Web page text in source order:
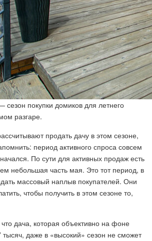
покупки домиков для летнего
разгаре.
продать дачу в этом сезоне,
период активного спроса совсем
По сути для активных продаж есть
небольшая часть мая. Это тот период, в
массовый наплыв покупателей. Они
чтобы получить в этом сезоне то,
дача, которая объективно на фоне
тысяч, даже в «высокий» сезон не сможет